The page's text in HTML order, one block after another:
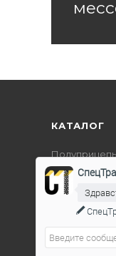
КАТАЛОГ
Дорожно-
Подъемно-